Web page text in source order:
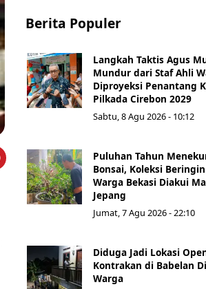
Berita Populer
Langkah Taktis Agus
Mundur dari Staf Ahli
Diproyeksi Penantang
Pilkada Cirebon 2029
Sabtu, 8 Agu 2026 - 10:12
Puluhan Tahun
Bonsai, Koleksi
Warga Bekasi Diakui
Jepang
Jumat, 7 Agu 2026 - 22:10
Diduga Jadi Lokasi
Kontrakan di Babelan
Warga